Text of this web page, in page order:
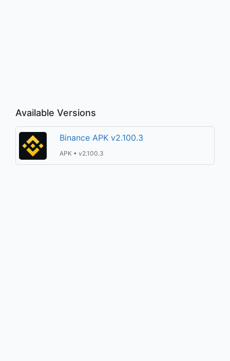
Available Versions
Binance APK v2.100.3
APK • v2.100.3